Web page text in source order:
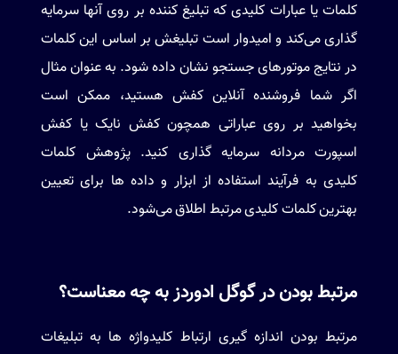
کلمات یا عبارات کلیدی که تبلیغ کننده بر روی آنها سرمایه
گذاری می‌کند و امیدوار است تبلیغش بر اساس این کلمات
در نتایج موتورهای جستجو نشان داده شود. به عنوان مثال
اگر شما فروشنده آنلاین کفش هستید، ممکن است
بخواهید بر روی عباراتی همچون کفش نایک یا کفش
اسپورت مردانه سرمایه گذاری کنید. پژوهش کلمات
کلیدی به فرآیند استفاده از ابزار و داده ها برای تعیین
بهترین کلمات کلیدی مرتبط اطلاق می‌شود.
مرتبط بودن در گوگل ادوردز به چه معناست؟
مرتبط بودن اندازه گیری ارتباط کلیدواژه ها به تبلیغات